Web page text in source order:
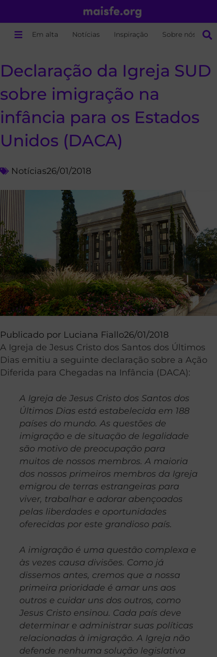
Em alta Notícias Inspiração Sobre nós
Declaração da Igreja SUD
sobre imigração na
infância para os Estados
Unidos (DACA)
Notícias26/01/2018
Publicado por Luciana Fiallo26/01/2018
A Igreja de Jesus Cristo dos Santos dos Últimos
Dias emitiu a seguinte declaração sobre a Ação
Diferida para Chegadas na Infância (DACA):
A Igreja de Jesus Cristo dos Santos dos
Últimos Dias está estabelecida em 188
países do mundo. As questões de
imigração e de situação de legalidade
são motivo de preocupação para
muitos de nossos membros. A maioria
dos nossos primeiros membros da Igreja
emigrou de terras estrangeiras para
viver, trabalhar e adorar abençoados
pelas liberdades e oportunidades
oferecidas por este grandioso país.
A imigração é uma questão complexa e
às vezes causa divisões. Como já
dissemos antes, cremos que a nossa
primeira prioridade é amar uns aos
outros e cuidar uns dos outros, como
Jesus Cristo ensinou. Cada país deve
determinar e administrar suas políticas
relacionadas à imigração. A Igreja não
defende nenhuma solução legislativa